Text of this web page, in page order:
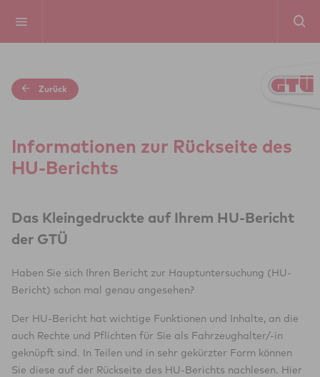
Zurück
Infor­ma­ti­o­nen zur Rück­seite des
HU-Berichts
Das Kleingedruckte auf Ihrem HU-Bericht
der GTÜ
Haben Sie sich Ihren Bericht zur Hauptuntersuchung (HU-
Bericht) schon mal genau angesehen?
Der HU-Bericht hat wichtige Funktionen und Inhalte, an die
auch Rechte und Pflichten für Sie als Fahrzeughalter/-in
geknüpft sind. In Teilen und in sehr gekürzter Form können
Sie diese auf der Rückseite des HU-Berichts nachlesen. Hier